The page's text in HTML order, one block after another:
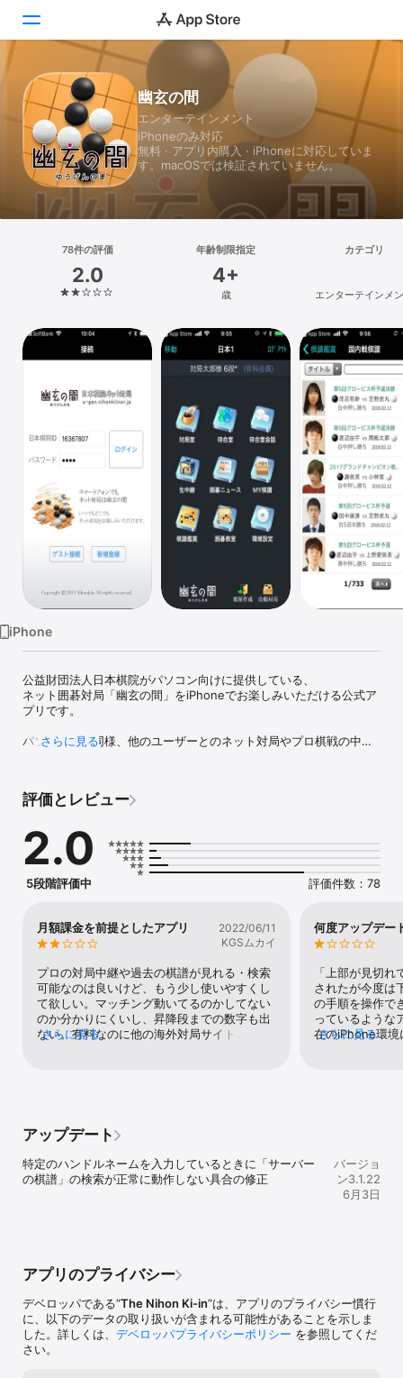
Today
ゲーム
アプリ
Arcade
検索
プラットフォーム
iPhone
iPad
TV
幽玄の間
エンターテインメント
iPhoneのみ対応
無料 · アプリ内購入 · iPhoneに対応していま
す。macOSでは検証されていません。
78件の評価
2.0
年齢制限指定
4+
歳
カテゴリ
エンターテインメ
iPhone
公益財団法人日本棋院がパソコン向けに提供している、
ネット囲碁対局「幽玄の間」をiPhoneでお楽しみいただける公式ア
プリです。
パソコン版と同様、他のユーザーとのネット対局やプロ棋戦の中継
用いただけます。
【主な機能】
・対局室: 他のユーザーと対局したり、他のユーザー同士の対局を観
戦できます。
ムに観戦できます。
・棋譜鑑賞: 幽玄の間で中継された過去のプロ棋譜をご覧いただけま
・囲碁教室: 詰碁や手筋の囲碁問題を解くことができます。棋力にあ
わせて初級・中級・上級レベルを選択できます。
・囲碁ニュース: 棋戦情報やお知らせなど、日本棋院発の最新情報を
ご覧いただけます。
※1ヵ月利用権をご購入いただくと上記機能が全て利用できます。
さらに見る
評価とレビュー
2.0
5段階評価中 評価件数：78
月額課金を前提としたアプリ
2022/06/11
KGSムカイ
プロの対局中継や過去の棋譜が見れる・検索
可能なのは良いけど、もう少し使いやすくし
て欲しい。マッチング動いてるのかしてない
のか分かりにくいし、昇降段までの数字も出
ない。有料なのに他の海外対局サイトと比べ
さらに見る
何度アップデー
「上部が見切
されたが今度は
の手順を操作で
っているような
在のiPhone環境
ョン：26.3.1
さらに見る
アップデート
特定のハンドルネームを入力しているときに「サーバー
の棋譜」の検索が正常に動作しない具合の修正
バージョ
ン3.1.22
6月3日
アプリのプライバシー
デベロッパである“The Nihon Ki-in”は、アプリのプライバシー慣行
に、以下のデータの取り扱いが含まれる可能性があることを示しま
した。詳しくは、 デベロッパプライバシーポリシー を参照してくだ
さい。